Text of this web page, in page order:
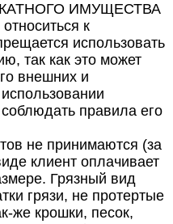
ИМУЩЕСТВА
к
использовать
так как это может
внешних и
правила его
не принимаются (за
клиент оплачивает
Грязный вид
грязи, не протертые
же крошки, песок,